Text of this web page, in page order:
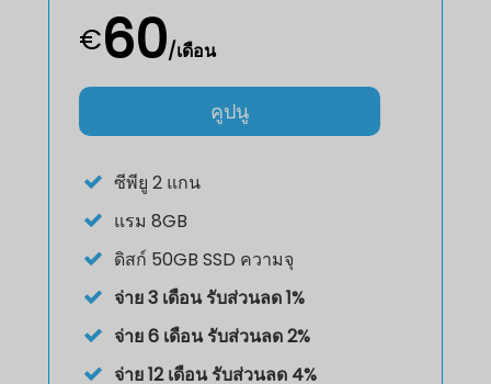
€60/เดือน
คูปนู
ซีพียู 2 แกน
แรม 8GB
ดิสก์ 50GB SSD ความจุ
จ่าย 3 เดือน รับส่วนลด 1%
จ่าย 6 เดือน รับส่วนลด 2%
จ่าย 12 เดือน รับส่วนลด 4%